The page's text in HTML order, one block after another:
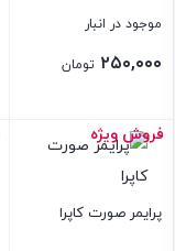
موجود در انبار
۲۵۰,۰۰۰ تومان
بستن
فروش ویژه
پرایمر صورت کاپرا